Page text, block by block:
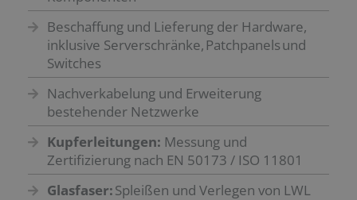
Beschaffung und Lieferung der Hardware,
inklusive Serverschränke, Patchpanels und
Switches
Nachverkabelung und Erweiterung
bestehender Netzwerke
Kupferleitungen: Messung und
Zertifizierung nach EN 50173 / ISO 11801
Glasfaser:Spleißen und Verlegen von LWL